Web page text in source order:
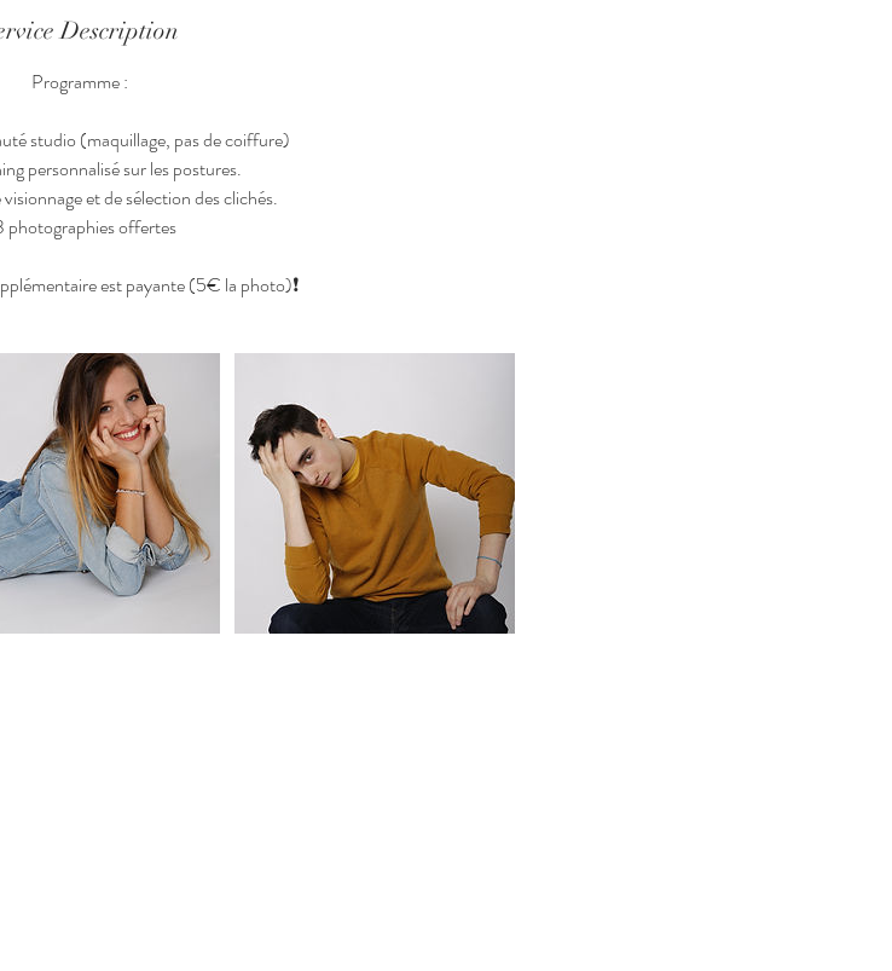
n
Description
Programme :
studio (maquillage, pas de coiffure)
personnalisé sur les postures.
et de sélection des clichés.
photographies offertes
est payante (5€ la photo)❗